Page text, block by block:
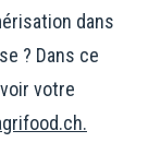
dans
? Dans ce
votre